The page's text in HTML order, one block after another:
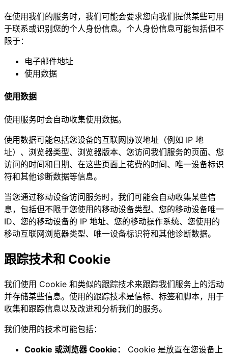
在使用我们的服务时，我们可能会要求您向我们提供某些可用
于联系或识别您的个人身份信息。个人身份信息可能包括但不
限于：
电子邮件地址
使用数据
使用数据
使用服务时会自动收集使用数据。
使用数据可能包括您设备的互联网协议地址（例如 IP 地
址）、浏览器类型、浏览器版本、您访问我们服务的页面、您
访问的时间和日期、在这些页面上花费的时间、唯一设备标识
符和其他诊断数据等信息。
当您通过移动设备访问服务时，我们可能会自动收集某些信
息，包括但不限于您使用的移动设备类型、您的移动设备唯一
ID、您的移动设备的 IP 地址、您的移动操作系统、您使用的
移动互联网浏览器类型、唯一设备标识符和其他诊断数据。
跟踪技术和 Cookie
我们使用 Cookie 和类似的跟踪技术来跟踪我们服务上的活动
并存储某些信息。使用的跟踪技术是信标、标签和脚本，用于
收集和跟踪信息以及改进和分析我们的服务。
我们使用的技术可能包括：
Cookie 或浏览器 Cookie：
Cookie 是放置在您设备上